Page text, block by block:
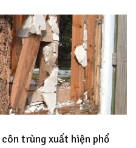
trùng xuất hiện phổ